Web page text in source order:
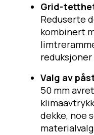
Grid-
Reduserte
kombinert
Valg av
50 mm
dekke, noe